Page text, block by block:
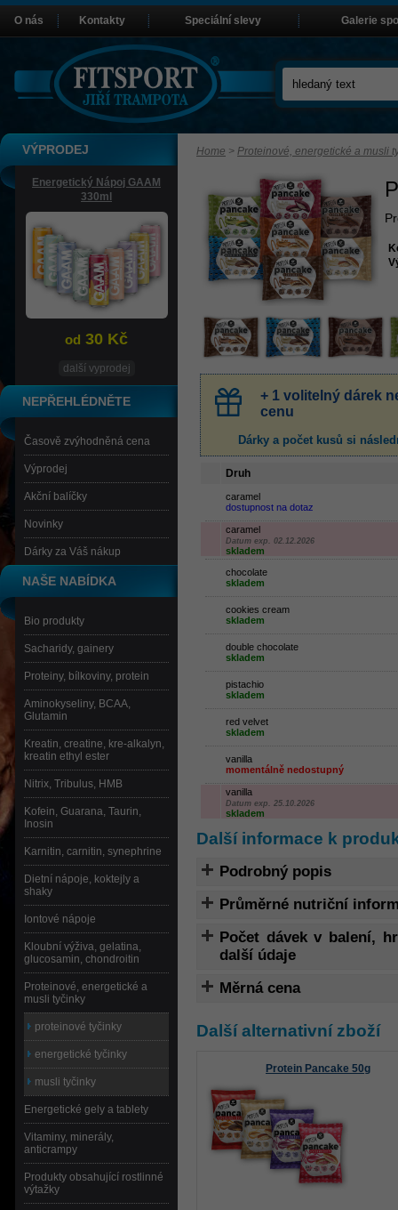
Home > Proteinové, energetické a musli
+ 1 volitelný dárek
cenu
Dárky a počet kusů si
Druh
caramel
dostupnost na dotaz
caramel
Datum exp. 02.12.2026
skladem
chocolate
skladem
cookies cream
skladem
double chocolate
skladem
pistachio
skladem
red velvet
skladem
vanilla
momentálně nedostupný
vanilla
Datum exp. 25.10.2026
skladem
Další informace k
Podrobný popis
Průměrné nutriční
Počet dávek v balení,
další údaje
Měrná cena
Další alternativní zboží
Protein Pancake 50g
VÝPRODEJ
Energetický Nápoj GAAM
330ml
od 30 Kč
další vyprodej
NEPŘEHLÉDNĚTE
Časově zvýhodněná cena
Výprodej
Akční balíčky
Novinky
Dárky za Váš nákup
NAŠE NABÍDKA
Bio produkty
Sacharidy, gainery
Proteiny, bílkoviny, protein
Aminokyseliny, BCAA,
Glutamin
Kreatin, creatine, kre-alkalyn,
kreatin ethyl ester
Nitrix, Tribulus, HMB
Kofein, Guarana, Taurin,
Inosin
Karnitin, carnitin, synephrine
Dietní nápoje, koktejly a
shaky
Iontové nápoje
Kloubní výživa, gelatina,
glucosamin, chondroitin
Proteinové, energetické a
musli tyčinky
proteinové tyčinky
energetické tyčinky
musli tyčinky
Energetické gely a tablety
Vitaminy, minerály,
anticrampy
Produkty obsahující rostlinné
výtažky
O nás Kontakty Speciální slevy Galerie